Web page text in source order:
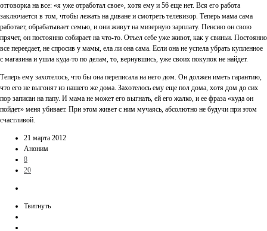
отговорка на все: «я уже отработал свое», хотя ему и 56 еще нет. Вся его работа
заключается в том, чтобы лежать на диване и смотреть телевизор. Теперь мама сама
работает, обрабатывает семью, и они живут на мизерную зарплату. Пенсию он свою
прячет, он постоянно собирает на что-то. Отъел себе уже живот, как у свиньи. Постоянно
все переедает, не спросив у мамы, ела ли она сама. Если она не успела убрать купленное
с магазина и ушла куда-то по делам, то, вернувшись, уже своих покупок не найдет.
Теперь ему захотелось, что бы она переписала на него дом. Он должен иметь гарантию,
что его не выгонят из нашего же дома. Захотелось ему еще пол дома, хотя дом до сих
пор записан на папу. И мама не может его выгнать, ей его жалко, и ее фраза «куда он
пойдет» меня убивает. При этом живет с ним мучаясь, абсолютно не будучи при этом
счастливой.
21 марта 2012
Аноним
8
20
Твитнуть